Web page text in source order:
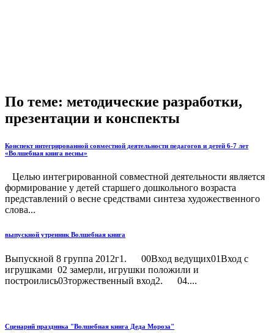
По теме: методические разработки,
презентации и конспекты
Конспект интегрированной совместной деятельности педагогов и детей 6-7 лет
«Волшебная книга весны»
Целью интегрированной совместной деятельности является
формирование у детей старшего дошкольного возраста
представлений о весне средствами синтеза художественного
слова...
выпускной утренник Волшебная книга
Выпускной 8 группа 2012г1. 00Вход ведущих01Вход с
игрушками 02 замерли, игрушки положили и
построились03торжественный вход2. 04....
Сценарий праздника "Волшебная книга Деда Мороза"